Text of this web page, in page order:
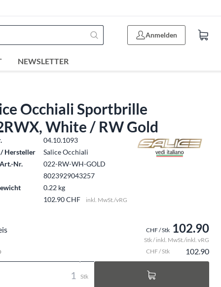
Anmelden
NEWSLETTER
Occhiali Sportbrille
White / RW Gold
04.10.1093
Hersteller
Salice Occhiali
Nr.
022-RW-WH-GOLD
8023929043257
0.22 kg
102.90 CHF
inkl. MwSt./vRG
CHF / Stk 102.90
Stk / inkl. MwSt./inkl. vRG
CHF / Stk 102.90
Stk